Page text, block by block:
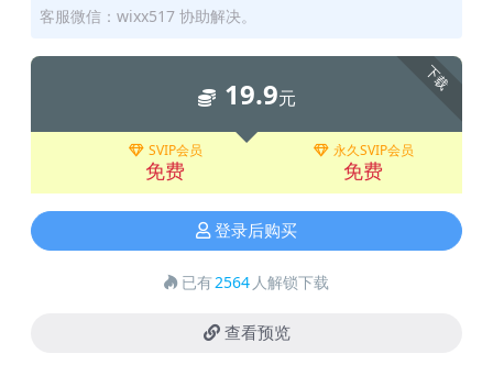
客服微信：wixx517 协助解决。
下载
19.9元
SVIP会员
免费
永久SVIP会员
免费
登录后购买
已有2564 人解锁下载
查看预览